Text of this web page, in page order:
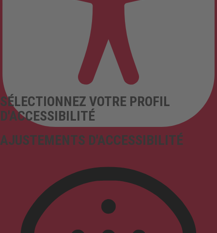
AJUSTEMENTS D'ACCESSIBILITÉ
SÉLECTIONNEZ VOTRE PROFIL
D'ACCESSIBILITÉ